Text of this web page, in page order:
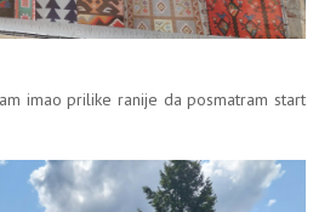
imao prilike ranije da posmatram start